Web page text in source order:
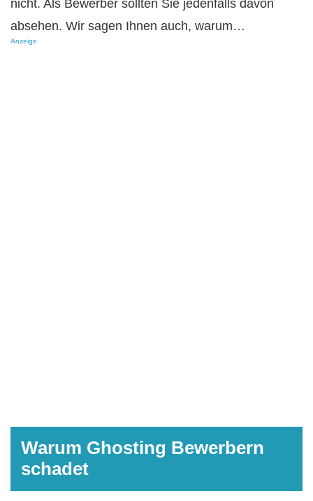
nicht. Als Bewerber sollten Sie jedenfalls davon
absehen. Wir sagen Ihnen auch, warum…
Anzeige
Warum Ghosting Bewerbern
schadet